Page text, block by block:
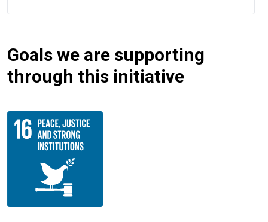
Goals we are supporting
through this initiative